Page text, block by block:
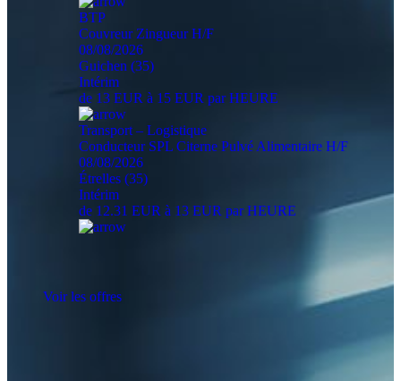
BTP
Couvreur Zingueur H/F
08/08/2026
Guichen (35)
Intérim
de 13 EUR à 15 EUR par HEURE
Transport – Logistique
Conducteur SPL Citerne Pulvé Alimentaire H/F
08/08/2026
Étrelles (35)
Intérim
de 12.31 EUR à 13 EUR par HEURE
Voir les offres